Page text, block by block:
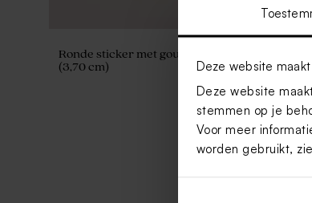
Deze website
Deze website
stemmen op je
Voor meer
worden gebruikt,
Ronde sticker met goufolie luchtballon
(3,70 cm)